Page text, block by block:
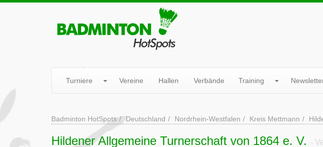
Turniere Vereine Hallen Verbände Training
Badminton HotSpots Deutschland Nordrhein-Westfalen Kreis Mettmann
Hildener Allgemeine Turnerschaft von 1864 e. V. -